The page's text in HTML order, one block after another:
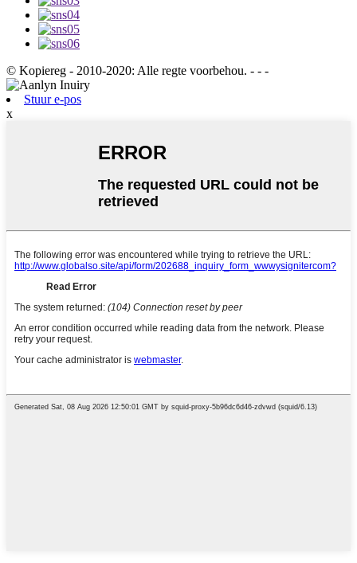
© Kopiereg - 2010-2020: Alle regte voorbehou. - - -
Stuur e-pos
x